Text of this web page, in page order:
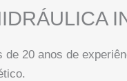
20 anos de